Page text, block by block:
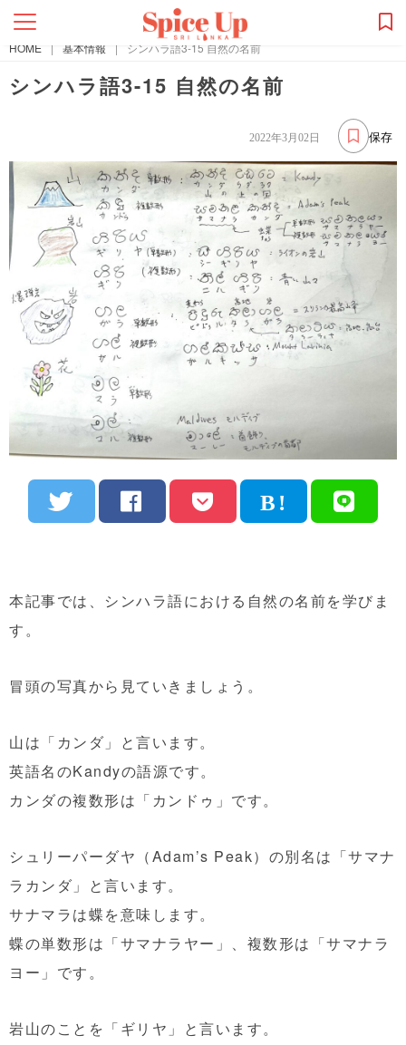
HOME | 基本情報 | シンハラ語3-15 自然の名前
シンハラ語3-15 自然の名前
保存
2022年3月02日
本記事では、シンハラ語における自然の名前を学びま
す。
冒頭の写真から見ていきましょう。
山は「カンダ」と言います。
英語名のKandyの語源です。
カンダの複数形は「カンドゥ」です。
シュリーパーダヤ（Adam’s Peak）の別名は「サマナ
ラカンダ」と言います。
サナマラは蝶を意味します。
蝶の単数形は「サマナラヤー」、複数形は「サマナラ
ヨー」です。
岩山のことを「ギリヤ」と言います。